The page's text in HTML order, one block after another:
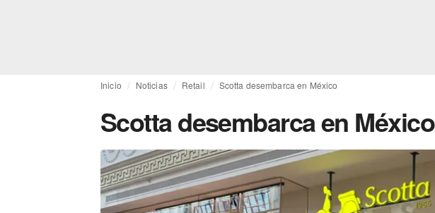
Inicio Noticias Retail Scotta desembarca en México
Scotta desembarca en México